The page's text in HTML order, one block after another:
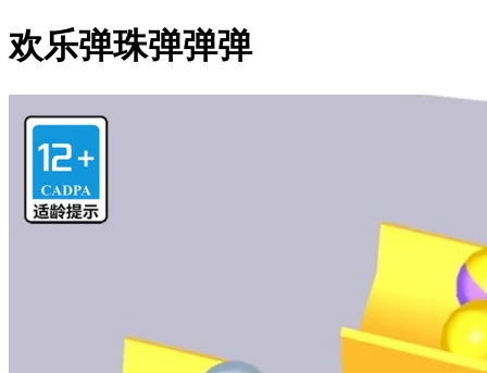
欢乐弹珠弹弹弹